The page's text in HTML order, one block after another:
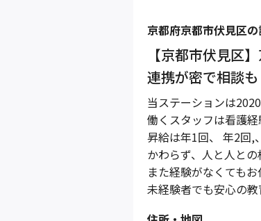
京都府京都市伏見区
【京都市伏見区
連携が密で相談
当ステーションは
働くスタッフは看護
昇給は年1回、 年2回,
かわらず、人と人と
また経験がなくても
未経験者でも安心の